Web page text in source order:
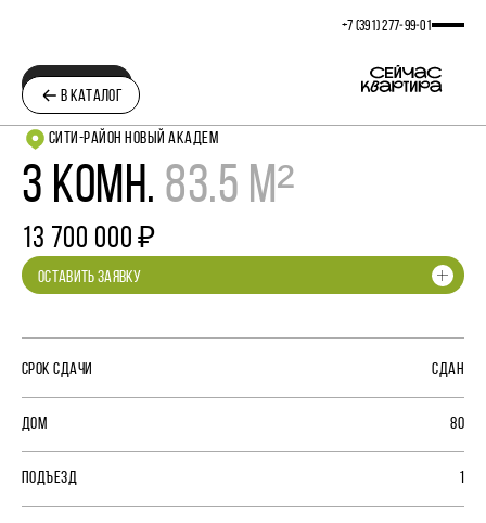
+7 (391) 277‒99‒01
В КАТАЛОГ
ПЛАНИРОВКА
СИТИ-РАЙОН НОВЫЙ АКАДЕМ
3 КОМН. 83.5 М²
13 700 000 ₽
ОСТАВИТЬ ЗАЯВКУ
СРОК СДАЧИ СДАН
ДОМ 80
ПОДЪЕЗД 1